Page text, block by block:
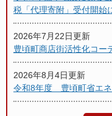
税「代理寄附」受付開始
2026年7月22日更新
豊頃町商店街活性化コー
2026年8月4日更新
令和8年度 豊頃町省エ